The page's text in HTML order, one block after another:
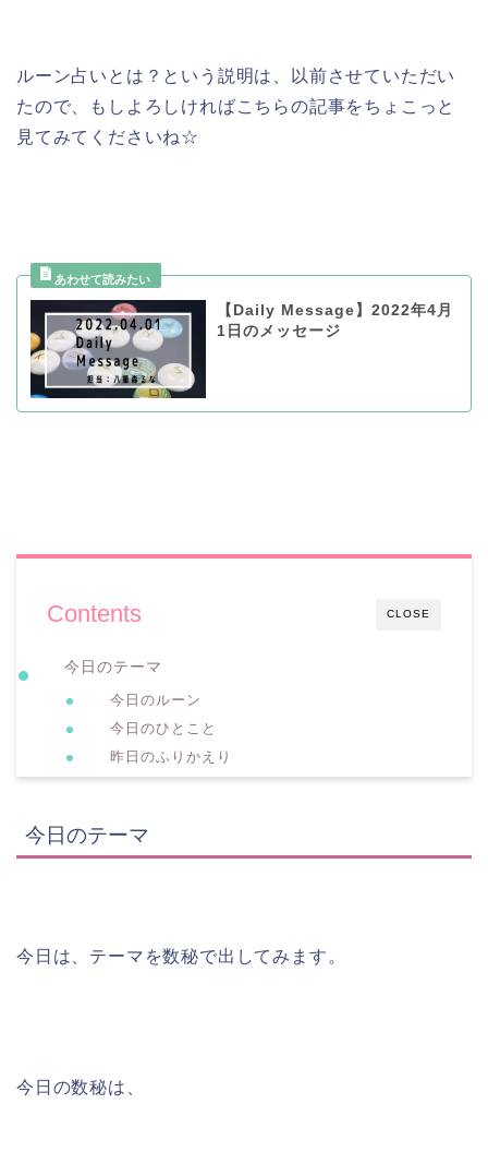
ルーン占いとは？という説明は、以前させていただい
たので、もしよろしければこちらの記事をちょこっと
見てみてくださいね☆
【Daily Message】2022年4月
1日のメッセージ
CLOSE
Contents
今日のテーマ
今日のルーン
今日のひとこと
昨日のふりかえり
今日のテーマ
今日は、テーマを数秘で出してみます。
今日の数秘は、